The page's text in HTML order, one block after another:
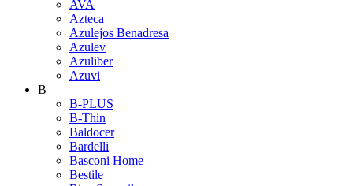
AVA
Azteca
Azulejos Benadresa
Azulev
Azuliber
Azuvi
B
B-PLUS
B-Thin
Baldocer
Bardelli
Basconi Home
Bestile